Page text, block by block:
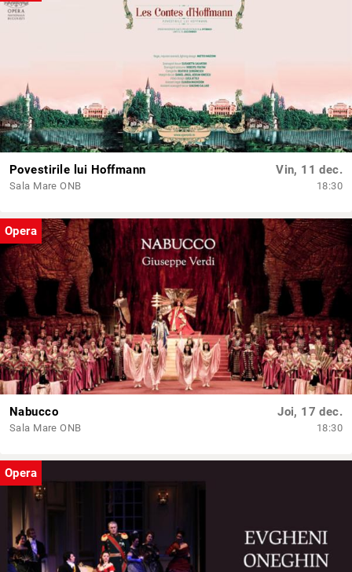
Povestirile lui Hoffmann
Sala Mare ONB
Vin, 11 dec.
18:30
Opera
Nabucco
Sala Mare ONB
Joi, 17 dec.
18:30
Opera